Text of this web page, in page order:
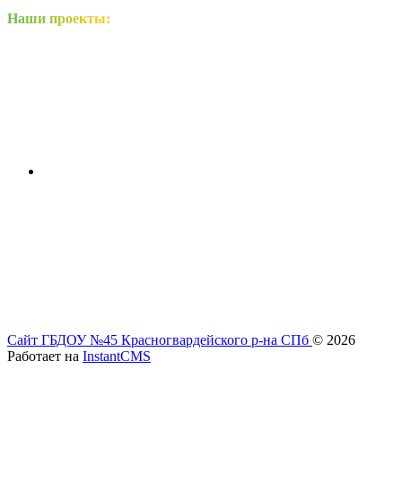
Наши проекты:
Сайт ГБДОУ №45 Красногвардейского р-на СПб © 2026
Работает на InstantCMS